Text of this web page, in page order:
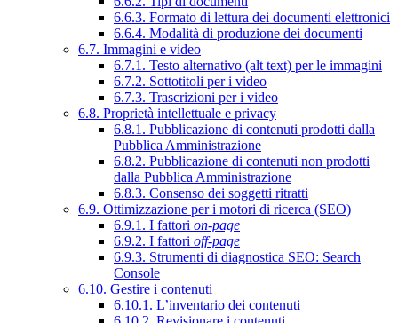
6.6.3. Formato di lettura dei documenti elettronici
6.6.4. Modalità di produzione dei documenti
6.7. Immagini e video
6.7.1. Testo alternativo (alt text) per le immagini
6.7.2. Sottotitoli per i video
6.7.3. Trascrizioni per i video
6.8. Proprietà intellettuale e privacy
6.8.1. Pubblicazione di contenuti prodotti dalla
Pubblica Amministrazione
6.8.2. Pubblicazione di contenuti non prodotti
dalla Pubblica Amministrazione
6.8.3. Consenso dei soggetti ritratti
6.9. Ottimizzazione per i motori di ricerca (SEO)
6.9.1. I fattori on-page
6.9.2. I fattori off-page
6.9.3. Strumenti di diagnostica SEO: Search
Console
6.10. Gestire i contenuti
6.10.1. L’inventario dei contenuti